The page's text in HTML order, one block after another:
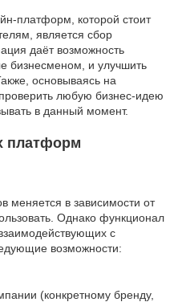
платформ, которой стоит
является сбор
даёт возможность
бизнесменом, и улучшить
основываясь на
любую бизнес-идею
в данный момент.
платформ
меняется в зависимости от
Однако функционал
с
возможности:
(конкретному бренду,